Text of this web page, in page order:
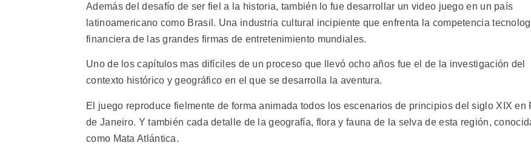
Además del desafío de ser fiel a la historia, también lo fue desarrollar un video juego en un país
latinoamericano como Brasil. Una industria cultural incipiente que enfrenta la competencia
financiera de las grandes firmas de entretenimiento mundiales.
Uno de los capítulos mas difíciles de un proceso que llevó ocho años fue el de la investigación del
contexto histórico y geográfico en el que se desarrolla la aventura.
El juego reproduce fielmente de forma animada todos los escenarios de principios del siglo XIX en
de Janeiro. Y también cada detalle de la geografía, flora y fauna de la selva de esta región,
como Mata Atlántica.